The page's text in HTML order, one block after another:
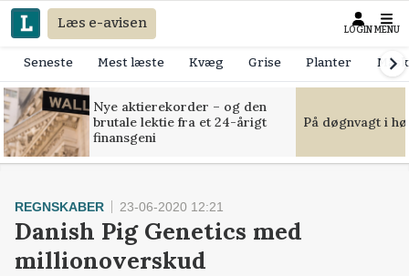
Læs e-avisen LOGIN MENU
Seneste Mest læste Kvæg Grise Planter
Nye aktierekorder – og den
brutale lektie fra et 24-årigt
finansgeni
På døgnvagt i
REGNSKABER 23-06-2020 12:21
Danish Pig Genetics med
millionoverskud